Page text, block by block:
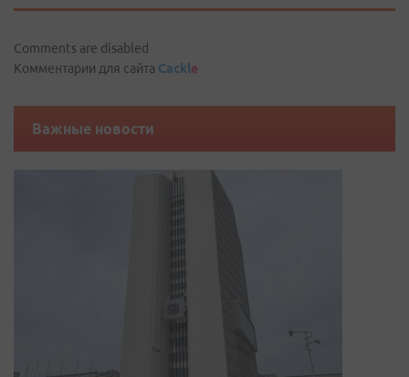
Comments are disabled
Комментарии для сайта Cackle
Важные новости